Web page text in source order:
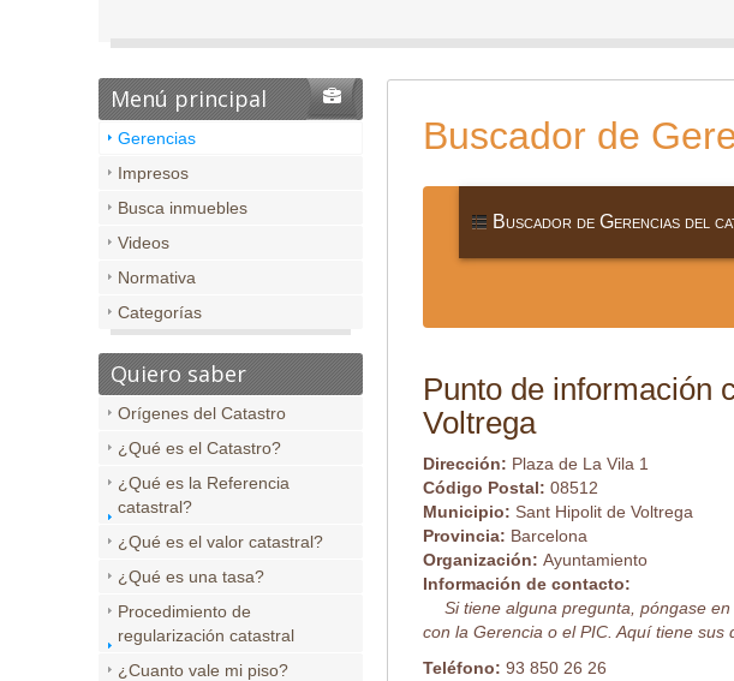
Buscador de
Buscador de Gerencias del
Punto de información
Voltrega
Dirección: Plaza de La Vila 1
Código Postal: 08512
Municipio: Sant Hipolit de Voltrega
Provincia: Barcelona
Organización: Ayuntamiento
Información de contacto:
Si tiene alguna pregunta, póngase
con la Gerencia o el PIC. Aquí tiene sus
Teléfono: 93 850 26 26
Menú principal
Gerencias
Impresos
Busca inmuebles
Videos
Normativa
Categorías
Quiero saber
Orígenes del Catastro
¿Qué es el Catastro?
¿Qué es la Referencia
catastral?
¿Qué es el valor catastral?
¿Qué es una tasa?
Procedimiento de
regularización catastral
¿Cuanto vale mi piso?